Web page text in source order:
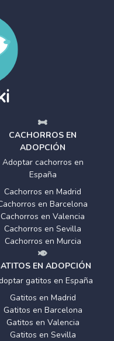
CACHORROS EN
ADOPCIÓN
Adoptar cachorros en
España
Cachorros en Madrid
en Barcelona
Cachorros en Valencia
Cachorros en Sevilla
Cachorros en Murcia
EN ADOPCIÓN
gatitos en España
Gatitos en Madrid
Gatitos en Barcelona
Gatitos en Valencia
Gatitos en Sevilla